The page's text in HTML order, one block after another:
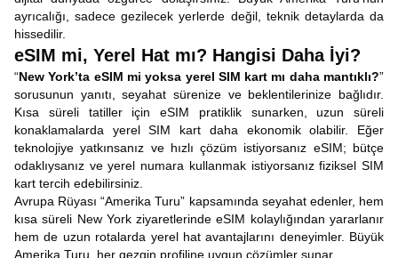
ayrıcalığı, sadece gezilecek yerlerde değil, teknik detaylarda da
hissedilir.
eSIM mi, Yerel Hat mı? Hangisi Daha İyi?
“New York’ta eSIM mi yoksa yerel SIM kart mı daha mantıklı?”
sorusunun yanıtı, seyahat sürenize ve beklentilerinize bağlıdır.
Kısa süreli tatiller için eSIM pratiklik sunarken, uzun süreli
konaklamalarda yerel SIM kart daha ekonomik olabilir. Eğer
teknolojiye yatkınsanız ve hızlı çözüm istiyorsanız eSIM; bütçe
odaklıysanız ve yerel numara kullanmak istiyorsanız fiziksel SIM
kart tercih edebilirsiniz.
Avrupa Rüyası “Amerika Turu” kapsamında seyahat edenler, hem
kısa süreli New York ziyaretlerinde eSIM kolaylığından yararlanır
hem de uzun rotalarda yerel hat avantajlarını deneyimler. Büyük
Amerika Turu, her gezgin profiline uygun çözümler sunar.